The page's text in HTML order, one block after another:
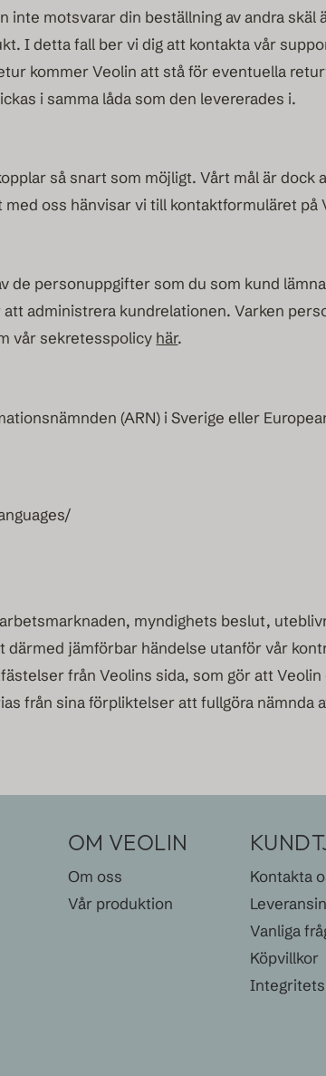
motsvarar din beställning av andra skäl
I detta fall ber vi dig att kontakta vår
kommer Veolin att stå för eventuella
i samma låda som den levererades i.
så snart som möjligt. Vårt mål är dock
oss hänvisar vi till kontaktformuläret på
de personuppgifter som du som kund
administrera kundrelationen. Varken
vår sekretesspolicy här.
(ARN) i Sverige eller
myndighets beslut,
jämförbar händelse utanför vår
från Veolins sida, som gör att Veolin
från sina förpliktelser att fullgöra nämnda
OM VEOLIN
Om oss
Vår produktion
Kontakta
Vanliga
Köpvillkor